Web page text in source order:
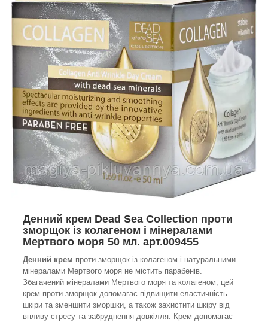
Денний крем Dead Sea Collection проти
зморщок із колагеном і мінералами
Мертвого моря 50 мл. арт.009455
Денний крем проти зморщок із колагеном і натуральними
мінералами Мертвого моря не містить парабенів.
Збагачений мінералами Мертвого моря та колагеном, цей
крем проти зморщок допомагає підвищити еластичність
шкіри та зменшити зморшки, а також захистити шкіру від
впливу стресу та забруднення довкілля. Крем допомагає